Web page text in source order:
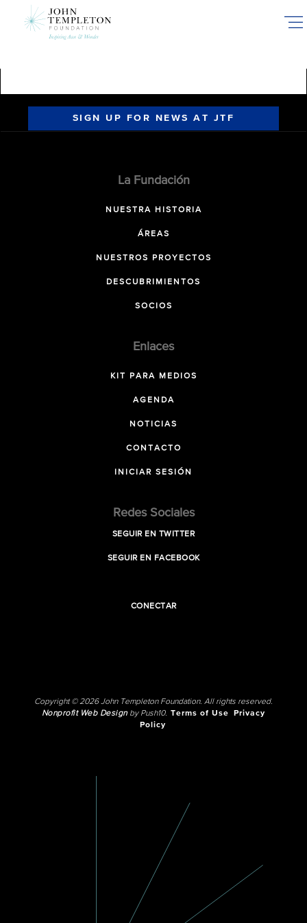
SIGN UP FOR NEWS AT JTF
La Fundación
NUESTRA HISTORIA
ÁREAS
NUESTROS PROYECTOS
DESCUBRIMIENTOS
SOCIOS
Enlaces
KIT PARA MEDIOS
AGENDA
NOTICIAS
CONTACTO
INICIAR SESIÓN
Redes Sociales
SEGUIR EN TWITTER
SEGUIR EN FACEBOOK
CONECTAR
Copyright © 2026 John Templeton Foundation. All rights reserved.
Nonprofit Web Designby Push10. Terms of Use
Privacy
Policy